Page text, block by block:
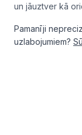
un jāuztver kā
Pamanīji
uzlabojumiem?